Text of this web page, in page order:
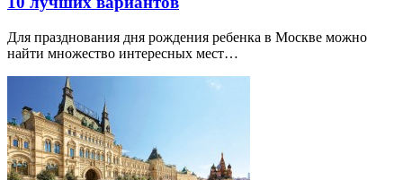
Для празднования дня рождения ребенка в Москве можно
найти множество интересных мест…